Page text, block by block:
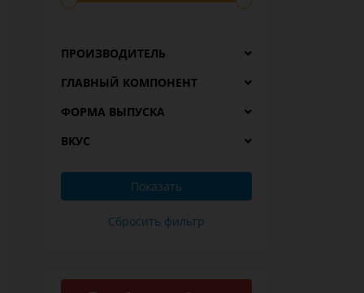
ПРОИЗВОДИТЕЛЬ
ГЛАВНЫЙ КОМПОНЕНТ
ФОРМА ВЫПУСКА
ВКУС